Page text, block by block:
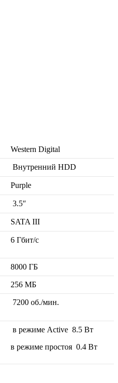
Western Digital
Внутренний HDD
Purple
3.5″
SATA III
6 Гбит/с
8000ГБ
256МБ
7200 об./мин.
в режиме Active 8.5 Вт
в режиме простоя 0.4 Вт